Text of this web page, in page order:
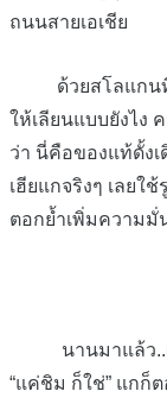
ถนนสายเอเชีย
ด้วยสโลแกนที่ผ
ให้เลียนแบบยังไง
ว่า นี่คือของแท้ดั้งเ
เฮียแกจริงๆ เลยใ
ตอกย้ำเพิ่มความมั่
นานมาแล้ว
“แค่ชิม ก็ใช่” แกก็